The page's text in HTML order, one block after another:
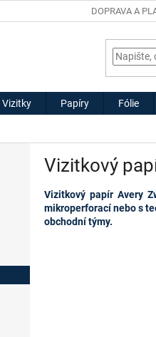
DOPRAVA A
Vizitky Papíry Fólie
Vizitkový
Vizitkový papír Avery
mikroperforací nebos
obchodní týmy.